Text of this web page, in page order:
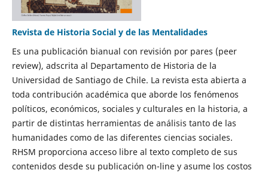
Revista de Historia Social y de las Mentalidades
Es una publicación bianual con revisión por pares (peer
review), adscrita al Departamento de Historia de la
Universidad de Santiago de Chile. La revista esta abierta a
toda contribución académica que aborde los fenómenos
políticos, económicos, sociales y culturales en la historia, a
partir de distintas herramientas de análisis tanto de las
humanidades como de las diferentes ciencias sociales.
RHSM proporciona acceso libre al texto completo de sus
contenidos desde su publicación on-line y asume los costos